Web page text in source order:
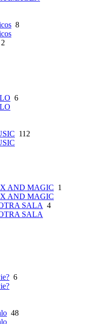
8
2
6
112
AND MAGIC 1
AND MAGIC
SALA 4
SALA
6
48